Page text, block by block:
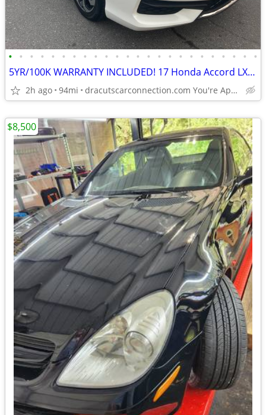
• • • • • • • • • • • • • • • • • • • • • • • •
5YR/100K WARRANTY INCLUDED! 17 Honda Accord LX-S Coupe w/94K! 6-SPEED!
2h ago 94mi dracutscarconnection.com You're Approved! $1500 Down $55/WK
$8,500